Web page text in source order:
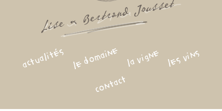
actualités le domaine la vigne les vins
contact